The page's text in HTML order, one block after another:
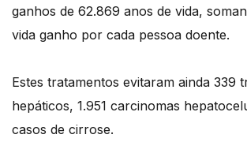
ganhos de 62.869 anos de vida,
vida ganho por cada pessoa doente.
Estes tratamentos evitaram ainda 339
hepáticos, 1.951 carcinomas
casos de cirrose.